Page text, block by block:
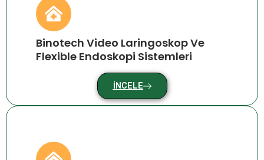
Binotech Video Laringoskop Ve
Flexible Endoskopi Sistemleri
İNCELE